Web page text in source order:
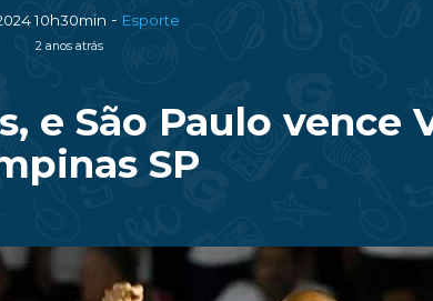
10h30min - Esporte
2 anos atrás
e São Paulo vence
SP